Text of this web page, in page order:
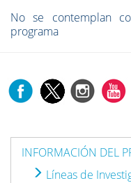
No se contemplan
programa
INFORMACIÓN DEL
Líneas de